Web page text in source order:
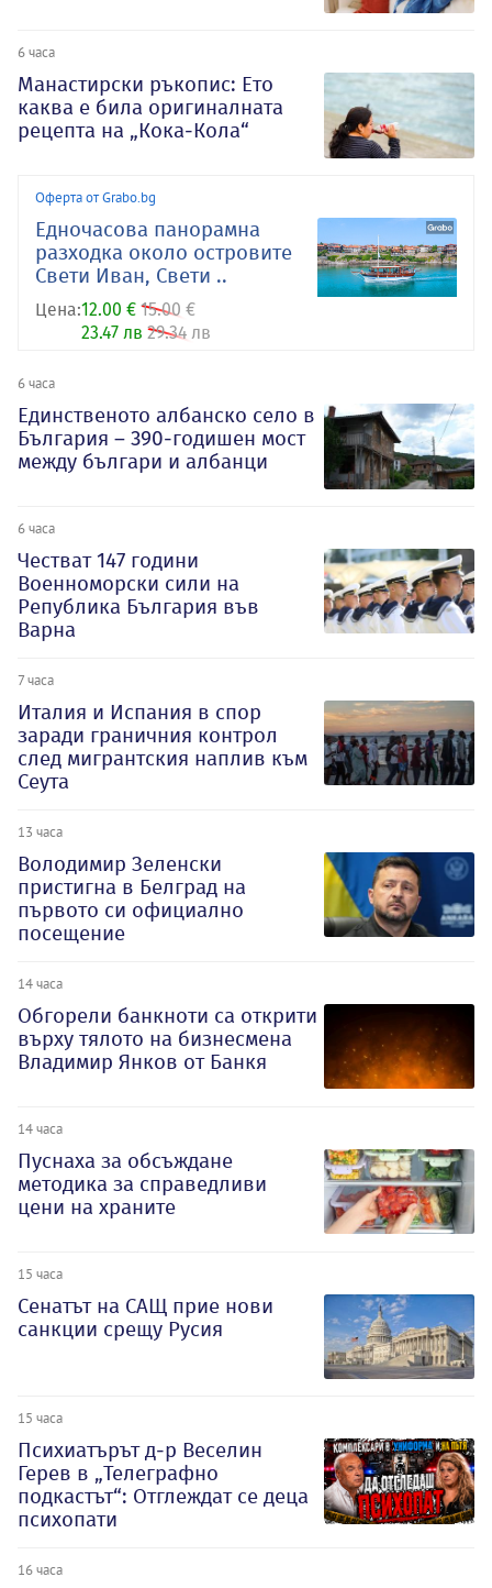
6 часа
Манастирски ръкопис: Ето
каква е била оригиналната
рецепта на „Кока-Кола“
Оферта от Grabo.bg
Едночасова панорамна
разходка около островите
Свети Иван, Свети ..
Цена:12.00 € 15.00 €
23.47 лв 29.34 лв
6 часа
Единственото албанско село в
България – 390-годишен мост
между българи и албанци
6 часа
Честват 147 години
Военноморски сили на
Република България във
Варна
7 часа
Италия и Испания в спор
заради граничния контрол
след мигрантския наплив към
Сеута
13 часа
Володимир Зеленски
пристигна в Белград на
първото си официално
посещение
14 часа
Обгорели банкноти са открити
върху тялото на бизнесмена
Владимир Янков от Банкя
14 часа
Пуснаха за обсъждане
методика за справедливи
цени на храните
15 часа
Сенатът на САЩ прие нови
санкции срещу Русия
15 часа
Психиатърът д-р Веселин
Герев в „Телеграфно
подкастът“: Отглеждат се деца
психопати
16 часа